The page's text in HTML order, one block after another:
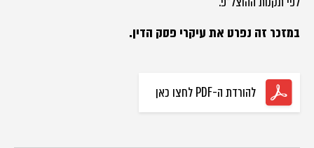
במזכר זה נפרט את עיקרי פסק הדין.
להורדת ה-PDF לחצו כאן